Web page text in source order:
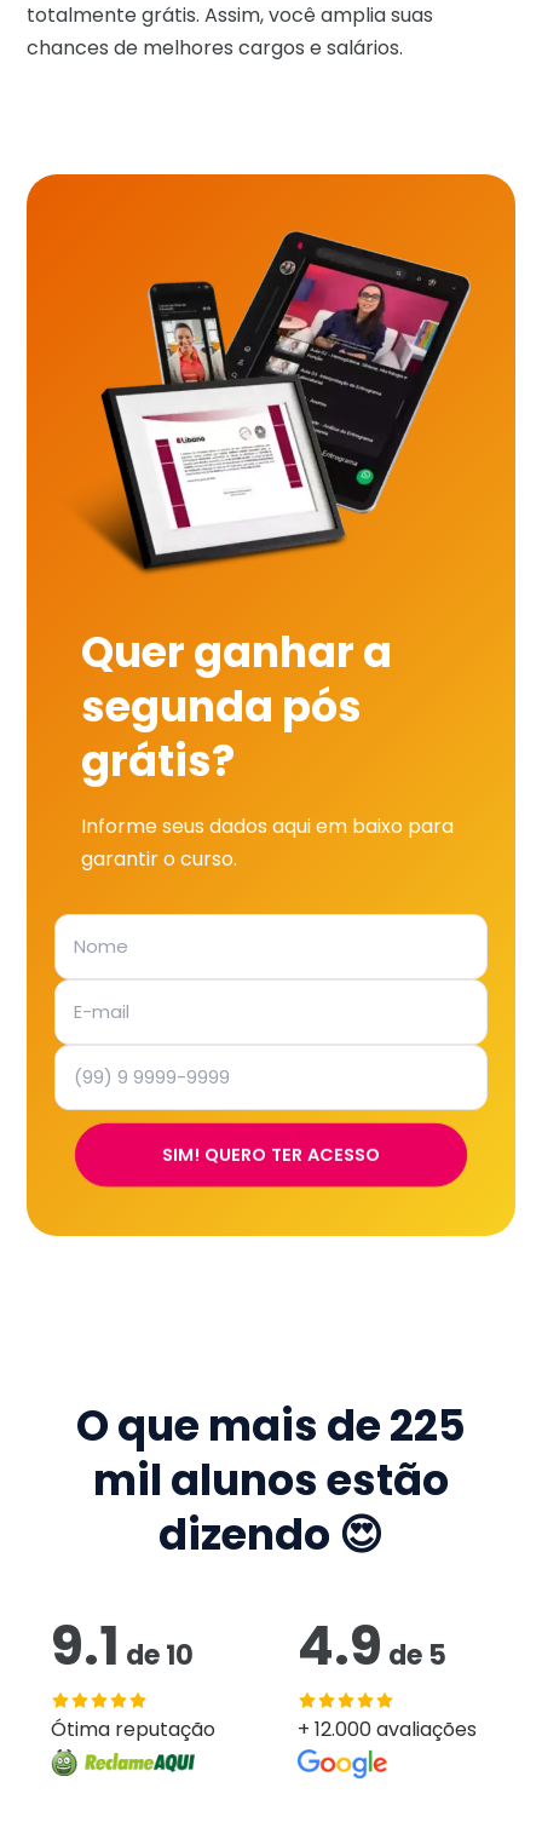
totalmente grátis. Assim, você amplia suas
chances de melhores cargos e salários.
Quer ganhar a
segunda pós
grátis?
Informe seus dados aqui em baixo para
garantir o curso.
SIM! QUERO TER ACESSO
O que mais de225
mil alunos estão
dizendo 😍
9.1 de10
Ótima reputação
4.9 de 5
+ 12.000 avaliações